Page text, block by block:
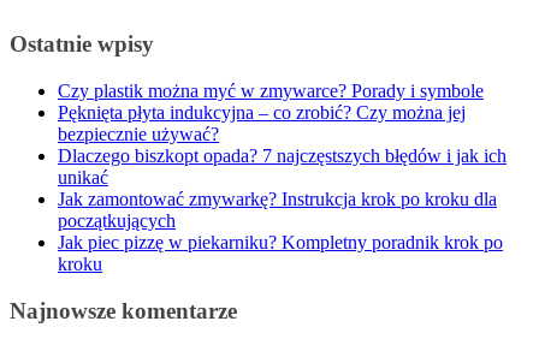
Ostatnie wpisy
Czy plastik można myć w zmywarce? Porady i symbole
Pęknięta płyta indukcyjna – co zrobić? Czy można jej
bezpiecznie używać?
Dlaczego biszkopt opada? 7 najczęstszych błędów i jak ich
unikać
Jak zamontować zmywarkę? Instrukcja krok po kroku dla
początkujących
Jak piec pizzę w piekarniku? Kompletny poradnik krok po
kroku
Najnowsze komentarze